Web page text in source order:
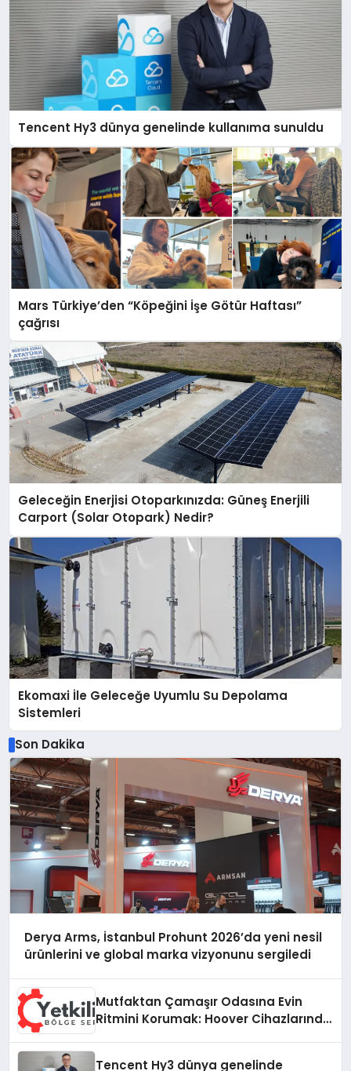
Tencent Hy3 dünya genelinde kullanıma sunuldu
Mars Türkiye’den “Köpeğini İşe Götür Haftası”
çağrısı
Geleceğin Enerjisi Otoparkınızda: Güneş Enerjili
Carport (Solar Otopark) Nedir?
Ekomaxi İle Geleceğe Uyumlu Su Depolama
Sistemleri
Son Dakika
Derya Arms, İstanbul Prohunt 2026’da yeni nesil
ürünlerini ve global marka vizyonunu sergiledi
Mutfaktan Çamaşır Odasına Evin
Ritmini Korumak: Hoover Cihazlarında
Tencent Hy3 dünya genelinde